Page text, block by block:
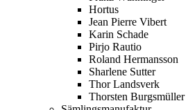
Hortus
Jean Pierre Vibert
Karin Schade
Pirjo Rautio
Roland Hermansson
Sharlene Sutter
Thor Landsverk
Thorsten Burgsmüller